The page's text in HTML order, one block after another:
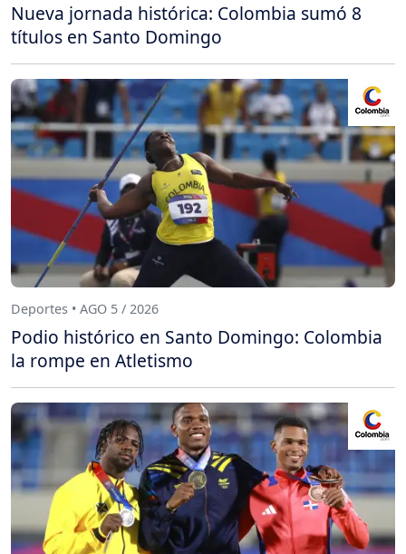
Nueva jornada histórica: Colombia sumó 8
títulos en Santo Domingo
Deportes • AGO 5 / 2026
Podio histórico en Santo Domingo: Colombia
la rompe en Atletismo